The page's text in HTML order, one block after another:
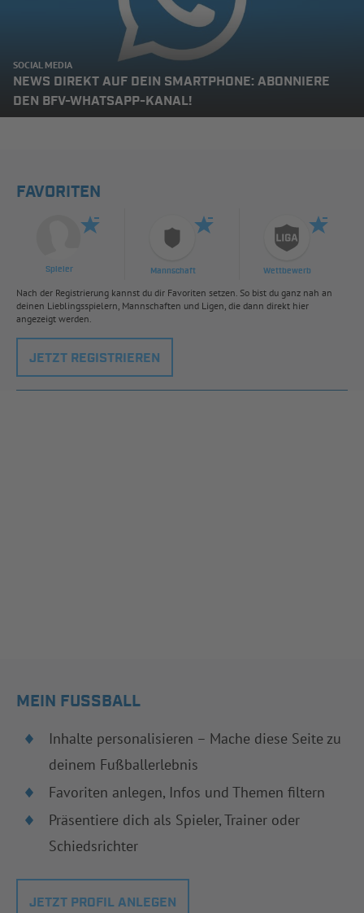
SOCIAL MEDIA
NEWS DIREKT AUF DEIN SMARTPHONE: ABONNIERE
DEN BFV-WHATSAPP-KANAL!
FAVORITEN
Spieler Mannschaft Wettbewerb
Nach der Registrierung kannst du dir Favoriten setzen. So bist du ganz nah an
deinen Lieblingsspielern, Mannschaften und Ligen, die dann direkt hier
angezeigt werden.
JETZT REGISTRIEREN
MEIN FUSSBALL
Inhalte personalisieren – Mache diese Seite zu
deinem Fußballerlebnis
Favoriten anlegen, Infos und Themen filtern
Präsentiere dich als Spieler, Trainer oder
Schiedsrichter
JETZT PROFIL ANLEGEN